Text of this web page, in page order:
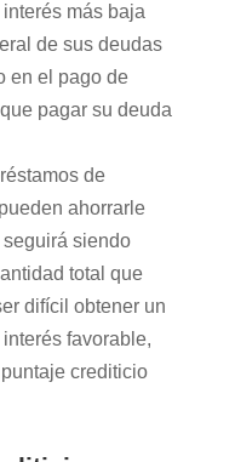
más baja
de sus deudas
en el pago de
pagar su deuda
de
ahorrarle
siendo
total que
difícil obtener un
favorable,
crediticio